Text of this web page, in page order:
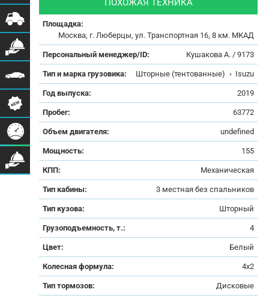
ПОХОЖАЯ ТЕХНИКА
Площадка:
Москва, г. Люберцы, ул. Транспортная 16, 8 км. МКАД
Персональный менеджер/ID: Кушакова А. / 9173
Тип и марка грузовика: Шторные (тентованные) › Isuzu
Год выпуска: 2019
Пробег: 63772
Объем двигателя: undefined
Мощность: 155
КПП: Механическая
Тип кабины: 3 местная без спальников
Тип кузова: Шторный
Грузоподъемность, т.: 4
Цвет: Белый
Колесная формула: 4x2
Тип тормозов: Дисковые